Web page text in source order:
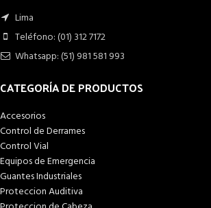
Lima
Teléfono: (01) 312 7172
Whatsapp: (51) 981 581 993
CATEGORÍA DE PRODUCTOS
Accesorios
Control de Derrames
Control Vial
Equipos de Emergencia
Guantes Industriales
Proteccion Auditiva